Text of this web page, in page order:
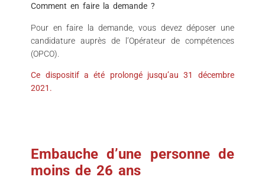
Comment en faire la demande ?
Pour en faire la demande, vous devez déposer une
candidature auprès de l’Opérateur de compétences
(OPCO).
Ce dispositif a été prolongé jusqu’au 31 décembre
2021.
Embauche d’une personne de
moins de 26 ans